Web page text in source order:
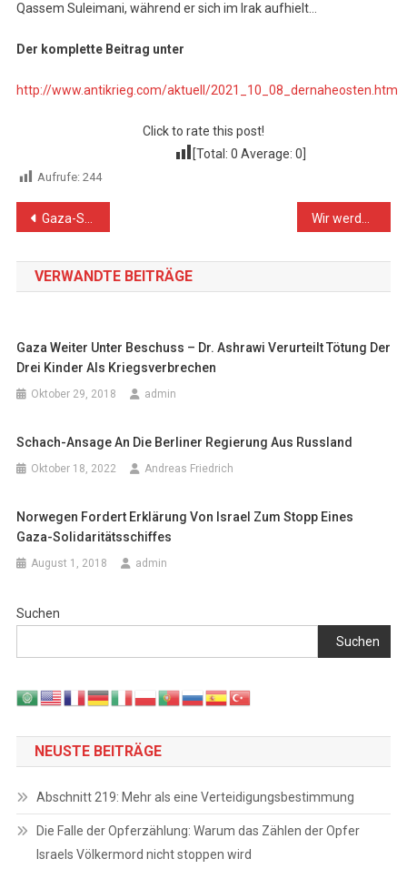
Qassem Suleimani, während er sich im Irak aufhielt…
Der komplette Beitrag unter
http://www.antikrieg.com/aktuell/2021_10_08_dernaheosten.htm
Click to rate this post!
[Total: 0 Average: 0
Aufrufe: 244
Beitragsnavigation
Gaza-Streifen vor humanitärer Katastrophe: 97% des Wasser ist nicht trinkbar Wir werden in Berufung gehen: Deutsches Gericht weist Bemühungen von Palästina-Aktivisten ab, das Anti-BDS-Gesetz zu kippen
VERWANDTE BEITRÄGE
Gaza Weiter Unter Beschuss – Dr. Ashrawi Verurteilt Tötung Der
Drei Kinder Als Kriegsverbrechen
Oktober 29, 2018 admin
Schach-Ansage An Die Berliner Regierung Aus Russland
Oktober 18, 2022 Andreas Friedrich
Norwegen Fordert Erklärung Von Israel Zum Stopp Eines
Gaza-Solidaritätsschiffes
August 1, 2018 admin
Suchen
Suchen
NEUSTE BEITRÄGE
Abschnitt 219: Mehr als eine Verteidigungsbestimmung
Die Falle der Opferzählung: Warum das Zählen der Opfer
Israels Völkermord nicht stoppen wird